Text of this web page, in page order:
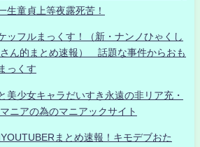
生童貞上等夜露死苦！
ッフルまっくす！（新・ナンノひゃくし
ん的まとめ速報） 話題な事件からおも
っくす
美少女キャラだいすき永遠の非リア充・
ニアの為のマニアックサイト
まとめ速報！キモデブおた